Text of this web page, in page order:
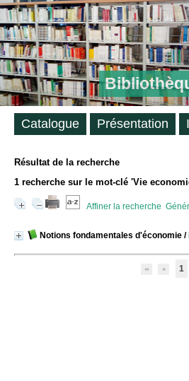
Résultat de la recherche
1 recherche sur le mot-clé 'Vie
Affiner la recherche
Notions fondamentales d'économie /
1
Catalogue Présentation